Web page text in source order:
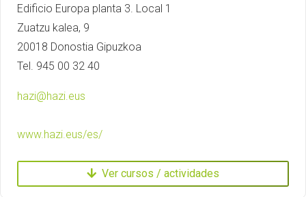
Edificio Europa planta 3. Local 1
Zuatzu kalea, 9
20018 Donostia Gipuzkoa
Tel. 945 00 32 40
hazi@hazi.eus
www.hazi.eus/es/
Ver cursos / actividades